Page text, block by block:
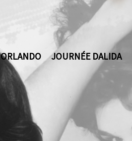
ORLANDO JOURNÉE DALIDA